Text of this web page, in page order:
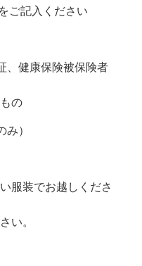
記入ください
健康保険被保険者
の
み）
装でお越しくださ
い。